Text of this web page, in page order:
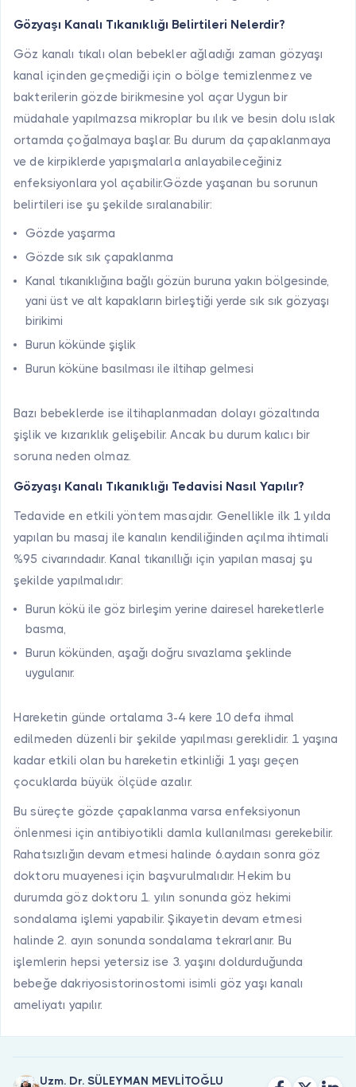
Gözyaşı Kanalı Tıkanıklığı Belirtileri Nelerdir?
Göz kanalı tıkalı olan bebekler ağladığı zaman gözyaşı
kanal içinden geçmediği için o bölge temizlenmez ve
bakterilerin gözde birikmesine yol açar Uygun bir
müdahale yapılmazsa mikroplar bu ılık ve besin dolu ıslak
ortamda çoğalmaya başlar. Bu durum da çapaklanmaya
ve de kirpiklerde yapışmalarla anlayabileceğiniz
enfeksiyonlara yol açabilir.Gözde yaşanan bu sorunun
belirtileri ise şu şekilde sıralanabilir:
Gözde yaşarma
Gözde sık sık çapaklanma
Kanal tıkanıklığına bağlı gözün buruna yakın bölgesinde,
yani üst ve alt kapakların birleştiği yerde sık sık gözyaşı
birikimi
Burun kökünde şişlik
Burun köküne basılması ile iltihap gelmesi
Bazı bebeklerde ise iltihaplanmadan dolayı gözaltında
şişlik ve kızarıklık gelişebilir. Ancak bu durum kalıcı bir
soruna neden olmaz.
Gözyaşı Kanalı Tıkanıklığı Tedavisi Nasıl Yapılır?
Tedavide en etkili yöntem masajdır. Genellikle ilk 1 yılda
yapılan bu masaj ile kanalın kendiliğinden açılma ihtimali
%95 civarındadır. Kanal tıkanıllığı için yapılan masaj şu
şekilde yapılmalıdır:
Burun kökü ile göz birleşim yerine dairesel hareketlerle
basma,
Burun kökünden, aşağı doğru sıvazlama şeklinde
uygulanır.
Hareketin günde ortalama 3-4 kere 10 defa ihmal
edilmeden düzenli bir şekilde yapılması gereklidir. 1 yaşına
kadar etkili olan bu hareketin etkinliği 1 yaşı geçen
çocuklarda büyük ölçüde azalır.
Bu süreçte gözde çapaklanma varsa enfeksiyonun
önlenmesi için antibiyotikli damla kullanılması gerekebilir.
Rahatsızlığın devam etmesi halinde 6.aydaın sonra göz
doktoru muayenesi için başvurulmalıdır. Hekim bu
durumda göz doktoru 1. yılın sonunda göz hekimi
sondalama işlemi yapabilir. Şikayetin devam etmesi
halinde 2. ayın sonunda sondalama tekrarlanır. Bu
işlemlerin hepsi yetersiz ise 3. yaşını doldurduğunda
bebeğe dakriyosistorinostomi isimli göz yaşı kanalı
ameliyatı yapılır.
Uzm. Dr. SÜLEYMAN MEVLİTOĞLU